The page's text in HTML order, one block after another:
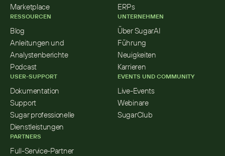
Marketplace
RESSOURCEN
Blog
Anleitungen und
Analystenberichte
Podcast
USER-SUPPORT
Dokumentation
Support
Sugar professionelle
Dienstleistungen
PARTNERS
Full-Service-Partner
ERPs
UNTERNEHMEN
Über SugarAI
Führung
Neuigkeiten
Karrieren
EVENTS UND COMMUNITY
Live-Events
Webinare
SugarClub